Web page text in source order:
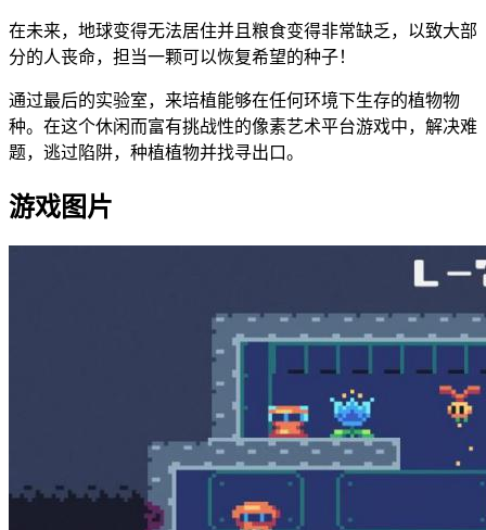
在未来，地球变得无法居住并且粮食变得非常缺乏，以致大部
分的人丧命，担当一颗可以恢复希望的种子！
通过最后的实验室，来培植能够在任何环境下生存的植物物
种。在这个休闲而富有挑战性的像素艺术平台游戏中，解决难
题，逃过陷阱，种植植物并找寻出口。
游戏图片